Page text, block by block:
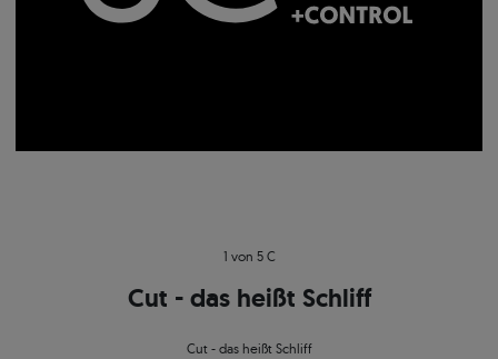
1 von 5 C
Cut - das heißt Schliff
Cut - das heißt Schliff